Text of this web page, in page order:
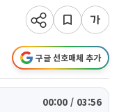
구글 선호매체 추가
00:00 / 03:56